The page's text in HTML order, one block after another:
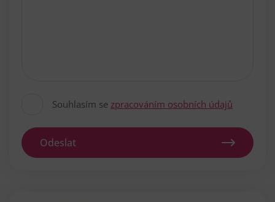
Souhlasím se zpracováním osobních údajů
Odeslat